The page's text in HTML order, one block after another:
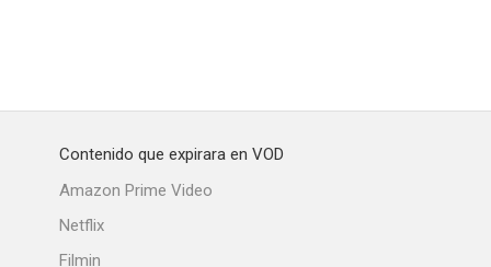
Contenido que expirara en VOD
Amazon Prime Video
Netflix
Filmin